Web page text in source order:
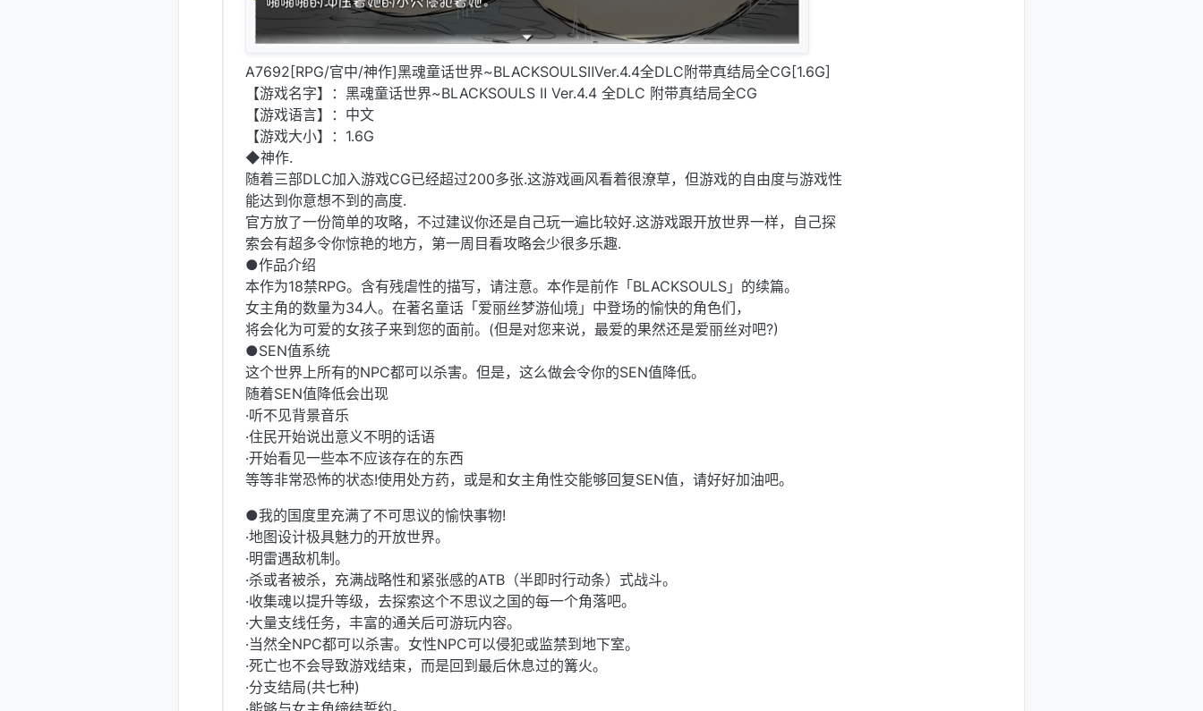
A7692[RPG/官中/神作]黑魂童话世界~BLACKSOULSⅡVer.4.4全DLC附带真结局全CG[1.6G]
【游戏名字】：黑魂童话世界~BLACKSOULS Ⅱ Ver.4.4 全DLC 附带真结局全CG
【游戏语言】：中文
【游戏大小】：1.6G
◆神作.
随着三部DLC加入游戏CG已经超过200多张.这游戏画风看着很潦草，但游戏的自由度与游戏性
能达到你意想不到的高度.
官方放了一份简单的攻略，不过建议你还是自己玩一遍比较好.这游戏跟开放世界一样，自己探
索会有超多令你惊艳的地方，第一周目看攻略会少很多乐趣.
●作品介绍
本作为18禁RPG。含有残虐性的描写，请注意。本作是前作「BLACKSOULS」的续篇。
女主角的数量为34人。在著名童话「爱丽丝梦游仙境」中登场的愉快的角色们，
将会化为可爱的女孩子来到您的面前。(但是对您来说，最爱的果然还是爱丽丝对吧?)
●SEN值系统
这个世界上所有的NPC都可以杀害。但是，这么做会令你的SEN值降低。
随着SEN值降低会出现
·听不见背景音乐
·住民开始说出意义不明的话语
·开始看见一些本不应该存在的东西
等等非常恐怖的状态!使用处方药，或是和女主角性交能够回复SEN值，请好好加油吧。
●我的国度里充满了不可思议的愉快事物!
·地图设计极具魅力的开放世界。
·明雷遇敌机制。
·杀或者被杀，充满战略性和紧张感的ATB（半即时行动条）式战斗。
·收集魂以提升等级，去探索这个不思议之国的每一个角落吧。
·大量支线任务，丰富的通关后可游玩内容。
·当然全NPC都可以杀害。女性NPC可以侵犯或监禁到地下室。
·死亡也不会导致游戏结束，而是回到最后休息过的篝火。
·分支结局(共七种)